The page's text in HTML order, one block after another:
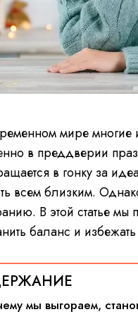
мире многие
в преддверии
в гонку за
всем близким.
В этой статье мы
баланс и
мы выгораем,